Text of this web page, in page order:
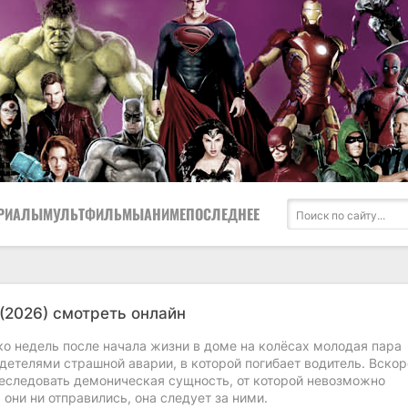
МУЛЬТФИЛЬМЫАНИМЕПОСЛЕДНЕЕ
(2026) смотреть онлайн
недель после начала жизни в доме на колёсах молодая пара
страшной аварии, в которой погибает водитель.
демоническая сущность, от которой невозможно
ни отправились, она следует за ними.